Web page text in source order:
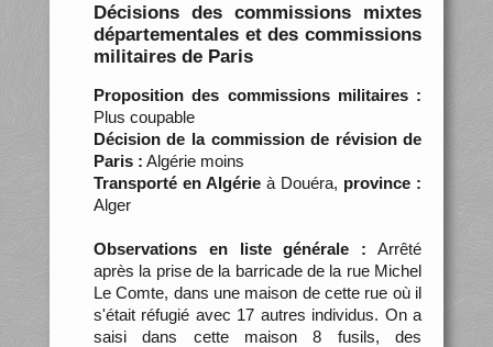
Décisions des commissions mixtes
départementales et des commissions
militaires de Paris
Proposition des commissions militaires :
Plus coupable
Décision de la commission de révision de
Paris : Algérie moins
Transporté en Algérieà Douéra, province :
Alger
Observations en liste générale : Arrêté
après la prise de la barricade de la rue Michel
Le Comte, dans une maison de cette rue où il
s'était réfugié avec 17 autres individus. On a
saisi dans cette maison 8 fusils, des